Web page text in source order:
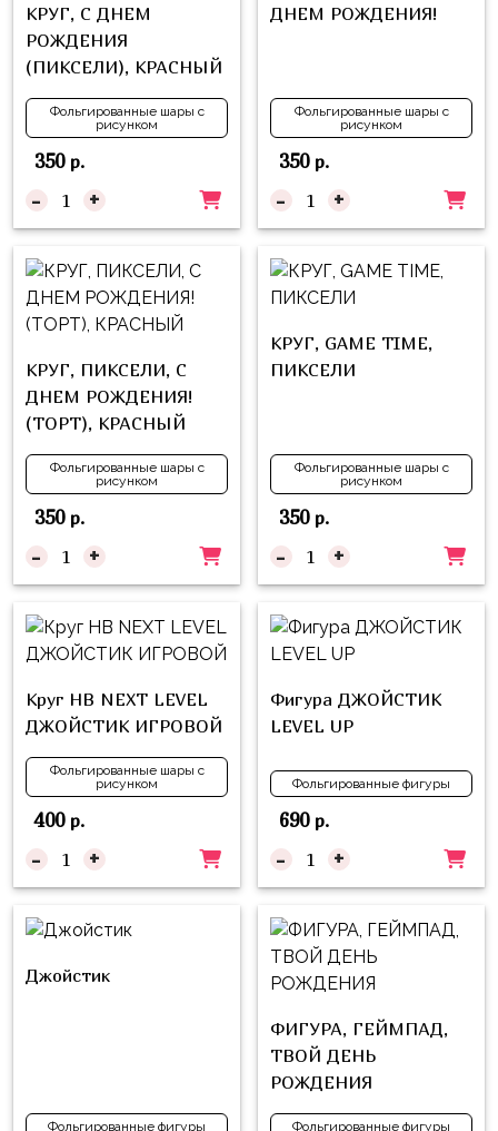
КРУГ, С ДНЕМ
РОЖДЕНИЯ
(ПИКСЕЛИ), КРАСНЫЙ
Фольгированные шары с
рисунком
350р.
- +
ДНЕМ РОЖДЕНИЯ!
Фольгированные шары с
рисунком
350р.
- +
КРУГ, ПИКСЕЛИ, С
ДНЕМ РОЖДЕНИЯ!
(ТОРТ), КРАСНЫЙ
Фольгированные шары с
рисунком
350р.
- +
КРУГ, GAME TIME,
ПИКСЕЛИ
Фольгированные шары с
рисунком
350р.
- +
Круг HB NEXT LEVEL
ДЖОЙСТИК ИГРОВОЙ
Фольгированные шары с
рисунком
400р.
- +
Фигура ДЖОЙСТИК
LEVEL UP
Фольгированные фигуры
690р.
- +
Джойстик
Фольгированные фигуры
ФИГУРА, ГЕЙМПАД,
ТВОЙ ДЕНЬ
РОЖДЕНИЯ
Фольгированные фигуры
Колпачки,
ободки
Поттер
Космос
Единороги
ЛОЛ
Для
Неё
Тедди
Транспорт
Техника
Животные
Морская
Тема
Звёздные
Войны
Уэнсдэй
Трансформеры
Фрукты
Овощи
Геймеров
Супергерои
Пиратская
жучки,